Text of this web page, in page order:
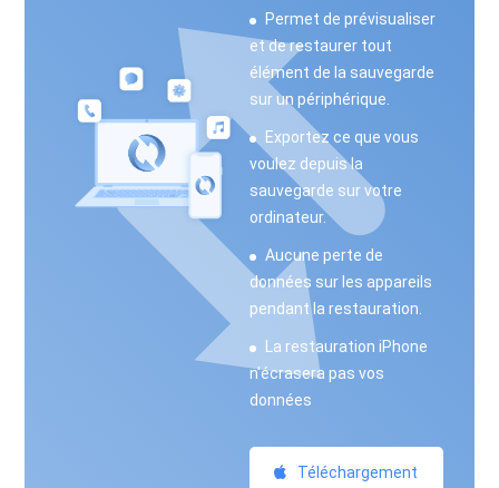
Permet de prévisualiser
et de restaurer tout
élément de la sauvegarde
sur un périphérique.
Exportez ce que vous
voulez depuis la
sauvegarde sur votre
ordinateur.
Aucune perte de
données sur les appareils
pendant la restauration.
La restauration iPhone
n'écrasera pas vos
données
Téléchargement